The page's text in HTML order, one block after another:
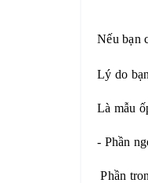
Nếu bạn
Lý do
Là mẫu
- Phần
Phần